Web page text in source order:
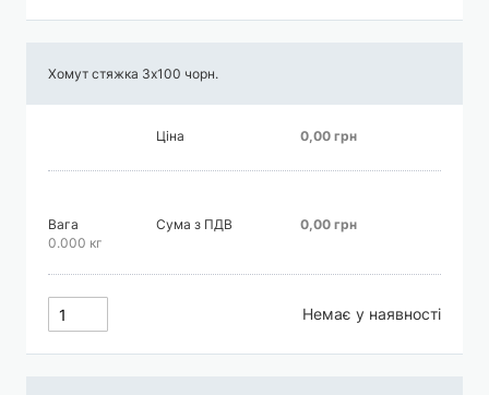
Хомут стяжка 3х100 чорн.
Ціна 0,00 грн
Вага
0.000 кг
Сума з ПДВ 0,00 грн
Немає у наявності